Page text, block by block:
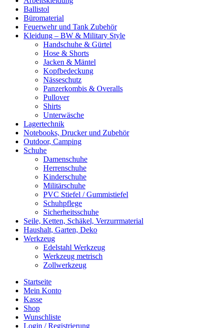
Ballistol
Büromaterial
Feuerwehr und Tank Zubehör
Kleidung – BW & Military Style
Handschuhe & Gürtel
Hose & Shorts
Jacken & Mäntel
Kopfbedeckung
Nässeschutz
Panzerkombis & Overalls
Pullover
Shirts
Unterwäsche
Lagertechnik
Notebooks, Drucker und Zubehör
Outdoor, Camping
Schuhe
Damenschuhe
Herrenschuhe
Kinderschuhe
Militärschuhe
PVC Stiefel / Gummistiefel
Schuhpflege
Sicherheitsschuhe
Seile, Ketten, Schäkel, Verzurrmaterial
Haushalt, Garten, Deko
Werkzeug
Edelstahl Werkzeug
Werkzeug metrisch
Zollwerkzeug
Startseite
Mein Konto
Kasse
Shop
Wunschliste
Login / Registrierung